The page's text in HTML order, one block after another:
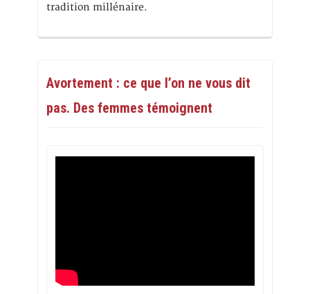
tradition millénaire.
Avortement : ce que l’on ne vous dit
pas. Des femmes témoignent